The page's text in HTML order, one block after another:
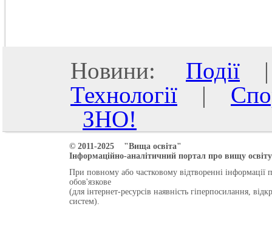
Новини: Події
Технології |
ЗНО!
© 2011-2025 "Вища освіта"
Інформаційно-аналітичний портал про вищу
При повному або частковому відтворенні інформації
обов'язкове
(для інтернет-ресурсів наявність гіперпосилання,
систем).